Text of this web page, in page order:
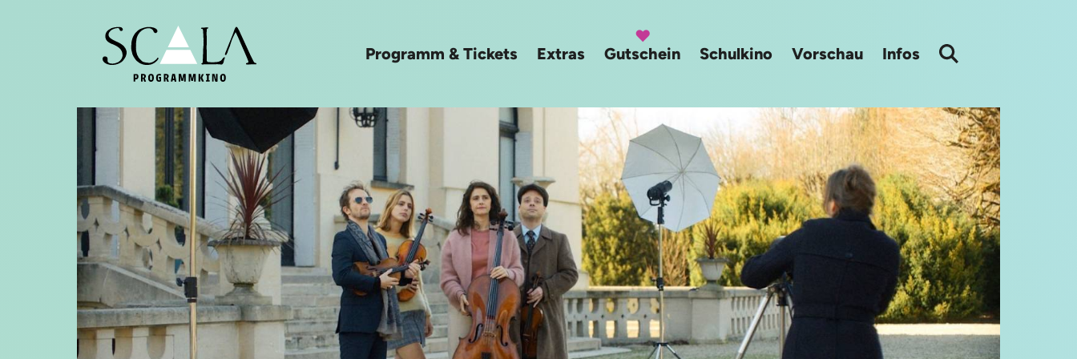
Programm & Tickets Extras Gutschein Schulkino Vorschau Infos